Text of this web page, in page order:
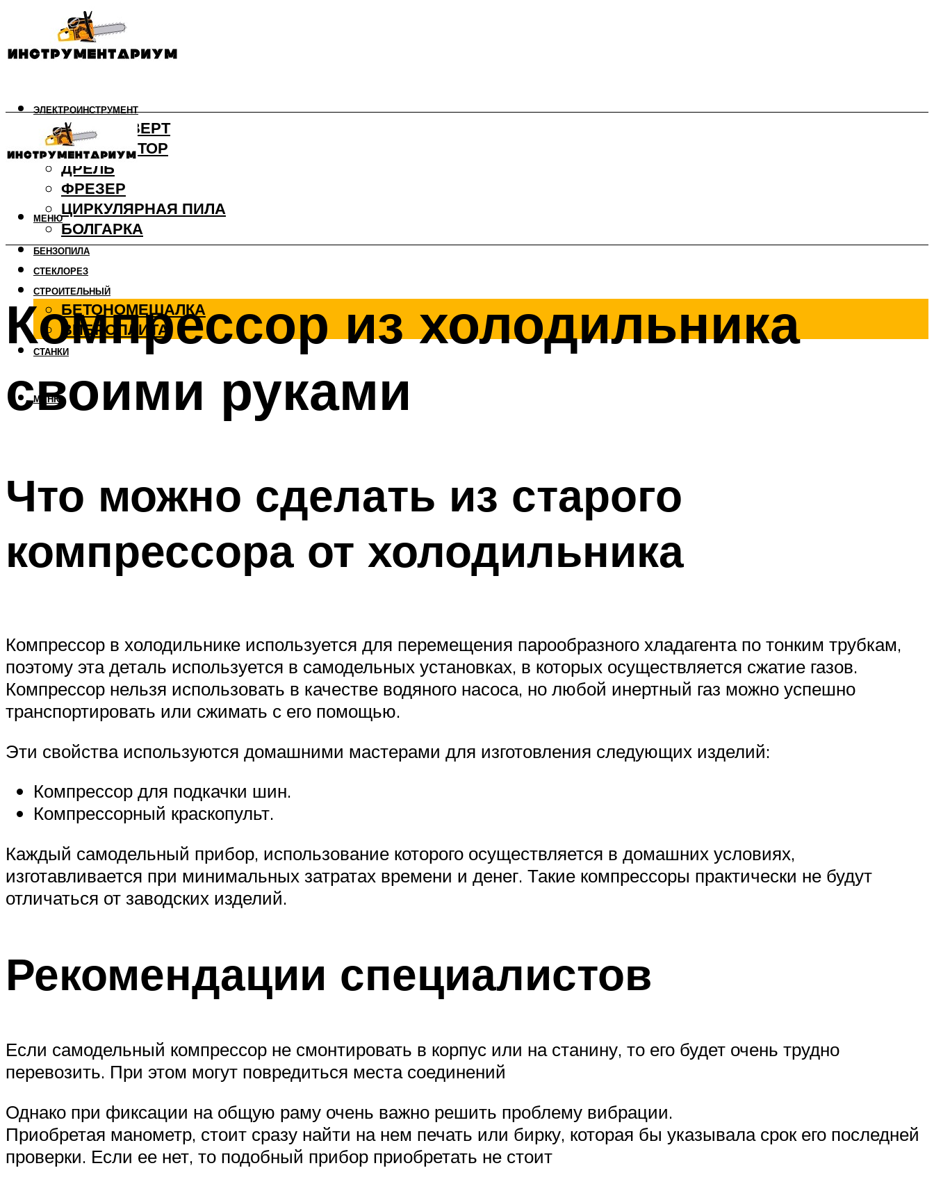
ЭЛЕКТРОИНСТРУМЕНТ
ШУРУПОВЕРТ
ПЕРФОРАТОР
ДРЕЛЬ
ФРЕЗЕР
ЦИРКУЛЯРНАЯ ПИЛА
БОЛГАРКА
БЕНЗОПИЛА
СТЕКЛОРЕЗ
СТРОИТЕЛЬНЫЙ
БЕТОНОМЕШАЛКА
ВИБРОПЛИТА
СТАНКИ
МЕНЮ
МЕНЮ
Компрессор из холодильника
своими руками
Что можно сделать из старого
компрессора от холодильника
Компрессор в холодильнике используется для перемещения парообразного хладагента по тонким трубкам,
поэтому эта деталь используется в самодельных установках, в которых осуществляется сжатие газов.
Компрессор нельзя использовать в качестве водяного насоса, но любой инертный газ можно успешно
транспортировать или сжимать с его помощью.
Эти свойства используются домашними мастерами для изготовления следующих изделий:
Компрессор для подкачки шин.
Компрессорный краскопульт.
Каждый самодельный прибор, использование которого осуществляется в домашних условиях,
изготавливается при минимальных затратах времени и денег. Такие компрессоры практически не будут
отличаться от заводских изделий.
Рекомендации специалистов
Если самодельный компрессор не смонтировать в корпус или на станину, то его будет очень трудно
перевозить. При этом могут повредиться места соединений
Однако при фиксации на общую раму очень важно решить проблему вибрации.
Приобретая манометр, стоит сразу найти на нем печать или бирку, которая бы указывала срок его последней
проверки. Если ее нет, то подобный прибор приобретать не стоит